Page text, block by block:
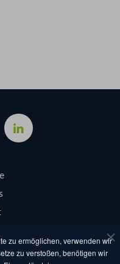
zu ermöglichen, verwenden wir
zu verstoßen, benötigen wir